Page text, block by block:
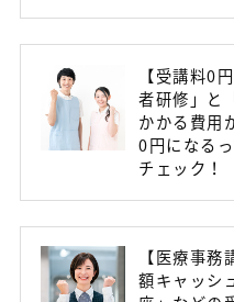
【受講料0
者研修」と
かかる費用
0円になる
チェック！
【医療事
額キャッシ